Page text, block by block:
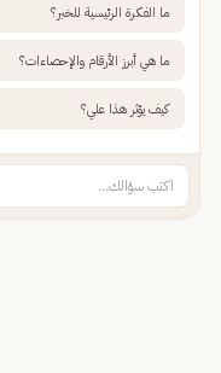
ما الفكرة الرئيسية للخبر؟
ما هي أبرز الأرقام والإحصاءات؟
كيف يؤثر هذا علي؟